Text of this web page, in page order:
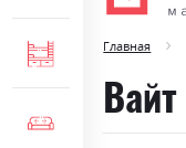
ДЕТСКАЯ
Главная